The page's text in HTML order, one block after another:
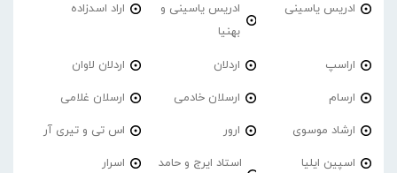
ادریس یاسینی
ادریس یاسینی و
بهنیا
اراد اسدزاده
اراسپ اردلان اردلان لاوان
ارسام ارسلان خادمی ارسلان غلامی
ارشاد موسوی ارور اس تی و تیری آر
اسپین ایلیا
استاد ایرج و حامد
اسرار